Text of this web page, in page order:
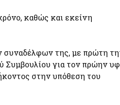
καθώς και εκείνη
συναδέλφων της, με πρώτη
Συμβουλίου για τον πρώην
στην υπόθεση του